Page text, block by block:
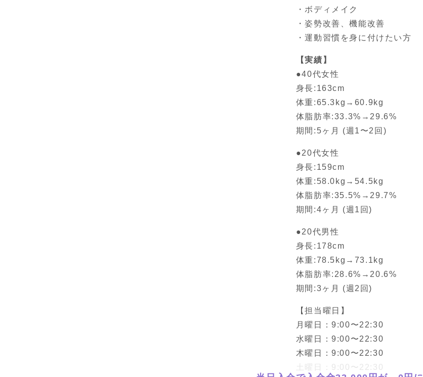
・ボディメイク
・姿勢改善、機能改善
・運動習慣を身に付けたい方
【実績】
●40代女性
身長:163cm
体重:65.3kg→60.9kg
体脂肪率:33.3%→29.6%
期間:5ヶ月 (週1〜2回)
●20代女性
身長:159cm
体重:58.0kg→54.5kg
体脂肪率:35.5%→29.7%
期間:4ヶ月 (週1回)
●20代男性
身長:178cm
体重:78.5kg→73.1kg
体脂肪率:28.6%→20.6%
期間:3ヶ月 (週2回)
【担当曜日】
月曜日：9:00〜22:30
水曜日：9:00〜22:30
木曜日：9:00〜22:30
土曜日：9:00〜22:30